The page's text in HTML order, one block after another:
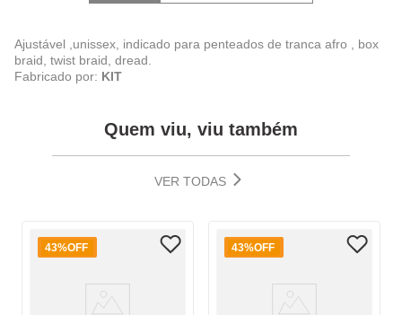
Ajustável ,unissex, indicado para penteados de tranca afro , box
braid, twist braid, dread.
Fabricado por: KIT
Quem viu, viu também
VER TODAS
43%OFF 43%OFF